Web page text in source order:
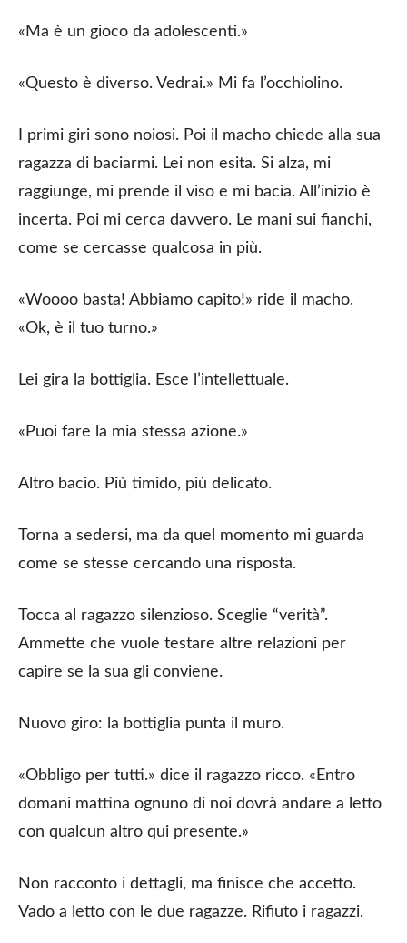
«Ma è un gioco da adolescenti.»
«Questo è diverso. Vedrai.» Mi fa l’occhiolino.
I primi giri sono noiosi. Poi il macho chiede alla sua
ragazza di baciarmi. Lei non esita. Si alza, mi
raggiunge, mi prende il viso e mi bacia. All’inizio è
incerta. Poi mi cerca davvero. Le mani sui fianchi,
come se cercasse qualcosa in più.
«Woooo basta! Abbiamo capito!» ride il macho.
«Ok, è il tuo turno.»
Lei gira la bottiglia. Esce l’intellettuale.
«Puoi fare la mia stessa azione.»
Altro bacio. Più timido, più delicato.
Torna a sedersi, ma da quel momento mi guarda
come se stesse cercando una risposta.
Tocca al ragazzo silenzioso. Sceglie “verità”.
Ammette che vuole testare altre relazioni per
capire se la sua gli conviene.
Nuovo giro: la bottiglia punta il muro.
«Obbligo per tutti.» dice il ragazzo ricco. «Entro
domani mattina ognuno di noi dovrà andare a letto
con qualcun altro qui presente.»
Non racconto i dettagli, ma finisce che accetto.
Vado a letto con le due ragazze. Rifiuto i ragazzi.